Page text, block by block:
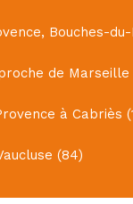
Bouches-du-
de Marseille
à Cabriès
(84)